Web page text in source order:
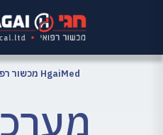
HgaiMed מכשור רפואי